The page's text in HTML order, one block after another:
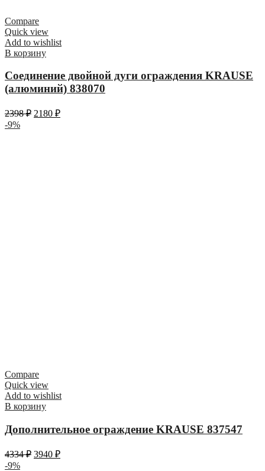
Compare
Quick view
Add to wishlist
В корзину
Соединение двойной дуги ограждения KRAUSE
(алюминий) 838070
2398₽ 2180 ₽
-9%
Compare
Quick view
Add to wishlist
В корзину
Дополнительное ограждение KRAUSE 837547
4334₽ 3940 ₽
-9%